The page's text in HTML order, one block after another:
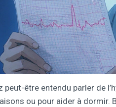
peut-être entendu parler de
ou pour aider à dormir.